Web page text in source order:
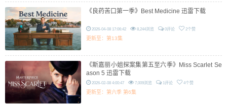
《良药苦口第一季》Best Medicine 迅雷下载
2026-04-08 17:06:42 8,244浏览 0评论 2个赞
更新至：第13集
《斯嘉丽小姐探案集第五至六季》Miss Scarlet Se
ason 5 迅雷下载
2026-02-08 4:00:47 7,009浏览 1评论 4个赞
更新至：第六季 第6集